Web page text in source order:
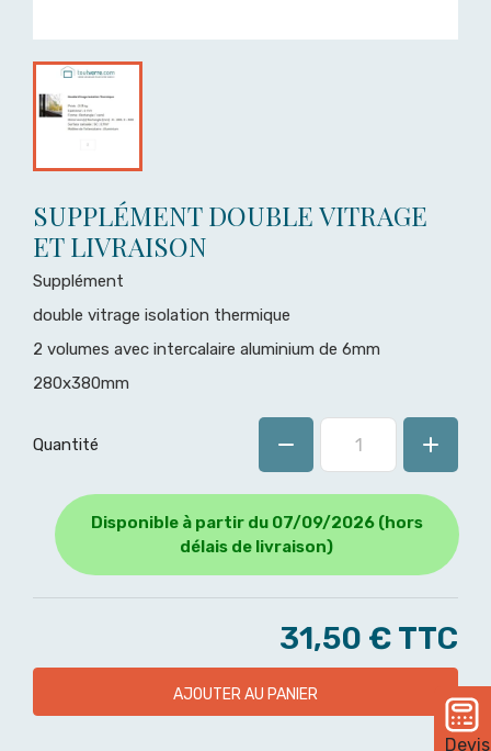
Devis
SUPPLÉMENT DOUBLE VITRAGE
ET LIVRAISON
Supplément
double vitrage isolation thermique
2 volumes avec intercalaire aluminium de 6mm
280x380mm
Quantité
Disponible à partir du 07/09/2026 (hors
délais de livraison)
31,50 € TTC
AJOUTER AU PANIER